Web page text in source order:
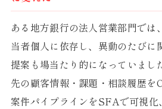
ある地方銀行の法人営業部門では
当者個人に依存し、異動のたびに
提案も場当たり的になっていまし
先の顧客情報・課題・相談履歴を
案件パイプラインをSFAで可視化